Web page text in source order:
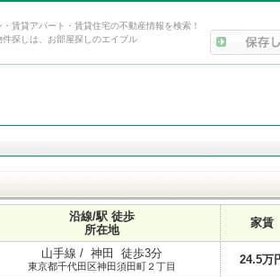
賃貸アパート・賃貸住宅の不動産情報を検索！
件探しは、お部屋探しのエイブル
沿線/駅 徒歩
所在地
家賃
山手線 / 神田 徒歩3分
東京都千代田区神田須田町２丁目 24.5万